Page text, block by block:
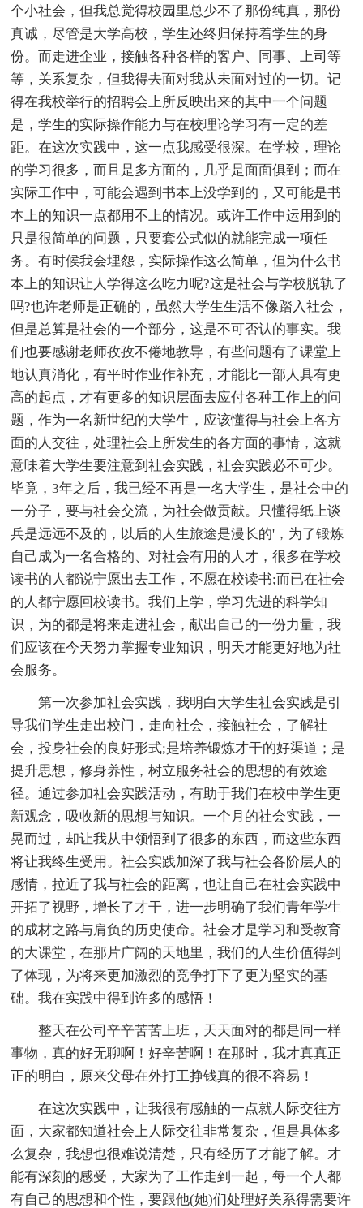
个小社会，但我总觉得校园里总少不了那份纯真，那份
真诚，尽管是大学高校，学生还终归保持着学生的身
份。而走进企业，接触各种各样的客户、同事、上司等
等，关系复杂，但我得去面对我从未面对过的一切。记
得在我校举行的招聘会上所反映出来的其中一个问题
是，学生的实际操作能力与在校理论学习有一定的差
距。在这次实践中，这一点我感受很深。在学校，理论
的学习很多，而且是多方面的，几乎是面面俱到；而在
实际工作中，可能会遇到书本上没学到的，又可能是书
本上的知识一点都用不上的情况。或许工作中运用到的
只是很简单的问题，只要套公式似的就能完成一项任
务。有时候我会埋怨，实际操作这么简单，但为什么书
本上的知识让人学得这么吃力呢?这是社会与学校脱轨了
吗?也许老师是正确的，虽然大学生生活不像踏入社会，
但是总算是社会的一个部分，这是不可否认的事实。我
们也要感谢老师孜孜不倦地教导，有些问题有了课堂上
地认真消化，有平时作业作补充，才能比一部人具有更
高的起点，才有更多的知识层面去应付各种工作上的问
题，作为一名新世纪的大学生，应该懂得与社会上各方
面的人交往，处理社会上所发生的各方面的事情，这就
意味着大学生要注意到社会实践，社会实践必不可少。
毕竟，3年之后，我已经不再是一名大学生，是社会中的
一分子，要与社会交流，为社会做贡献。只懂得纸上谈
兵是远远不及的，以后的人生旅途是漫长的'，为了锻炼
自己成为一名合格的、对社会有用的人才，很多在学校
读书的人都说宁愿出去工作，不愿在校读书;而已在社会
的人都宁愿回校读书。我们上学，学习先进的科学知
识，为的都是将来走进社会，献出自己的一份力量，我
们应该在今天努力掌握专业知识，明天才能更好地为社
会服务。
第一次参加社会实践，我明白大学生社会实践是引
导我们学生走出校门，走向社会，接触社会，了解社
会，投身社会的良好形式;是培养锻炼才干的好渠道；是
提升思想，修身养性，树立服务社会的思想的有效途
径。通过参加社会实践活动，有助于我们在校中学生更
新观念，吸收新的思想与知识。一个月的社会实践，一
晃而过，却让我从中领悟到了很多的东西，而这些东西
将让我终生受用。社会实践加深了我与社会各阶层人的
感情，拉近了我与社会的距离，也让自己在社会实践中
开拓了视野，增长了才干，进一步明确了我们青年学生
的成材之路与肩负的历史使命。社会才是学习和受教育
的大课堂，在那片广阔的天地里，我们的人生价值得到
了体现，为将来更加激烈的竞争打下了更为坚实的基
础。我在实践中得到许多的感悟！
整天在公司辛辛苦苦上班，天天面对的都是同一样
事物，真的好无聊啊！好辛苦啊！在那时，我才真真正
正的明白，原来父母在外打工挣钱真的很不容易！
在这次实践中，让我很有感触的一点就人际交往方
面，大家都知道社会上人际交往非常复杂，但是具体多
么复杂，我想也很难说清楚，只有经历了才能了解。才
能有深刻的感受，大家为了工作走到一起，每一个人都
有自己的思想和个性，要跟他(她)们处理好关系得需要许